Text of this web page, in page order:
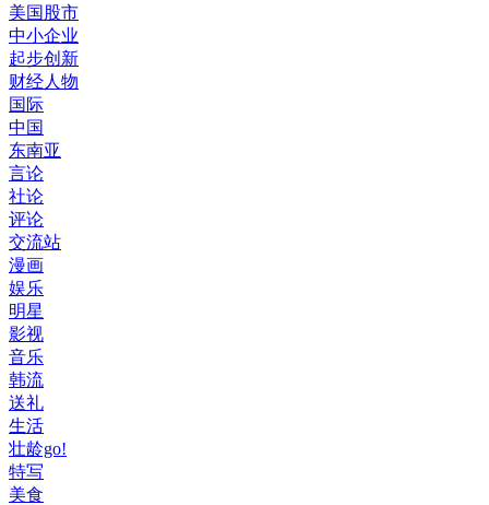
美国股市
中小企业
起步创新
财经人物
国际
中国
东南亚
言论
社论
评论
交流站
漫画
娱乐
明星
影视
音乐
韩流
送礼
生活
壮龄go!
特写
美食